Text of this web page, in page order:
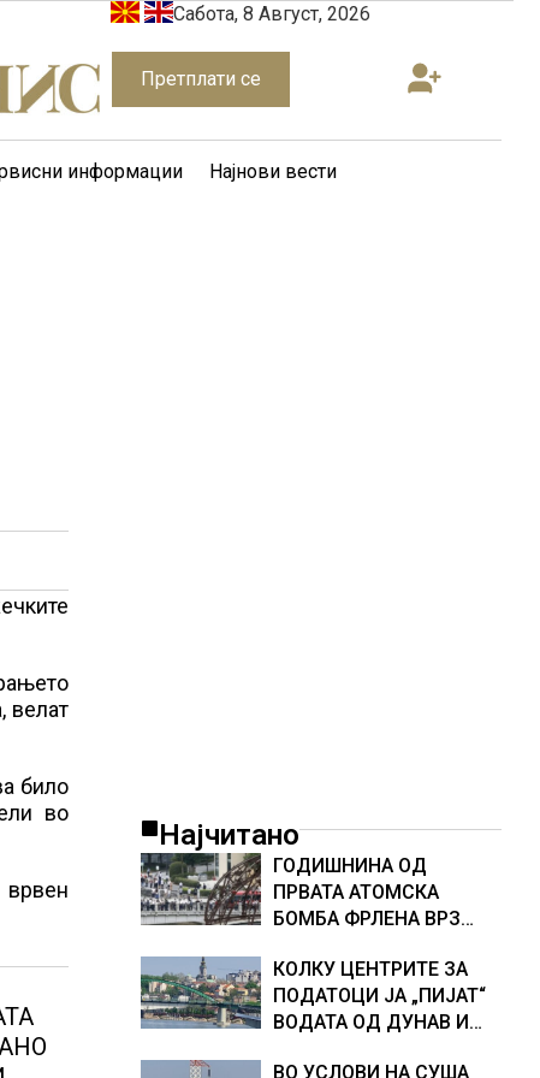
Сабота, 8 Август, 2026
Претплати се
информации Најнови вести
велат
било
во
врвен
Најчитано
ГОДИШНИНА ОД
ПРВАТА АТОМСКА
БОМБА ФРЛЕНА ВРЗ
ШТО НАПРАВИВМЕ“,
како дел од екипажот
во авионот „Енола Геј“ и
КОЛКУ ЦЕНТРИТЕ ЗА
ПОДАТОЦИ ЈА „ПИЈАТ“
ВОДАТА ОД ДУНАВ И
ВО УСЛОВИ НА СУША